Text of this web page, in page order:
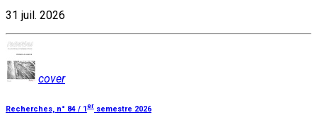
31 juil. 2026
cover
Recherches, n° 84 / 1 er semestre 2026